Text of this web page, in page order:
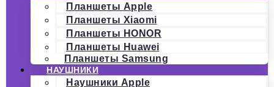
Планшеты Apple
Планшеты Xiaomi
Планшеты HONOR
Планшеты Huawei
Планшеты Samsung
НАУШНИКИ
Наушники Apple